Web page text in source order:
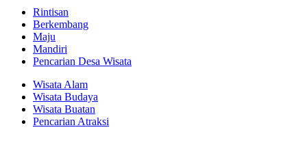
Rintisan
Berkembang
Maju
Mandiri
Pencarian Desa Wisata
Wisata Alam
Wisata Budaya
Wisata Buatan
Pencarian Atraksi